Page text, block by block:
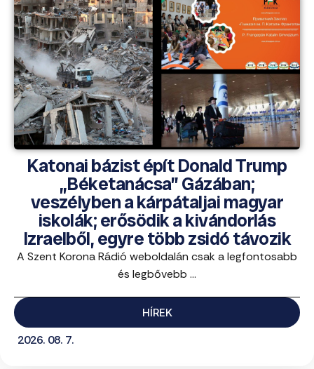
Katonai bázist épít Donald Trump
„Béketanácsa” Gázában;
veszélyben a kárpátaljai magyar
iskolák; erősödik a kivándorlás
Izraelből, egyre több zsidó távozik
A Szent Korona Rádió weboldalán csak a legfontosabb
és legbővebb ...
HÍREK
2026. 08. 7.